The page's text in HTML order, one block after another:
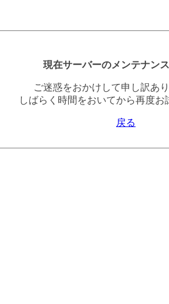
現在サーバーのメンテナンス
ご迷惑をおかけして申し訳あり
しばらく時間をおいてから再度お
戻る